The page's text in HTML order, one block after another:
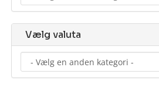
Vælg valuta